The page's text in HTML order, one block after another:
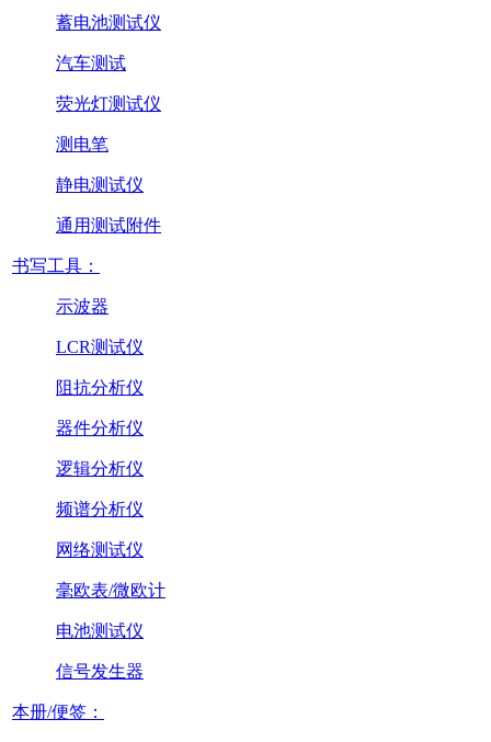
蓄电池测试仪
汽车测试
荧光灯测试仪
测电笔
静电测试仪
通用测试附件
书写工具：
示波器
LCR测试仪
阻抗分析仪
器件分析仪
逻辑分析仪
频谱分析仪
网络测试仪
毫欧表/微欧计
电池测试仪
信号发生器
本册/便签：